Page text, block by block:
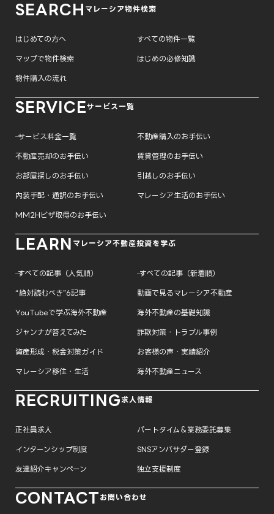
マレーシア物件検索
SEARCH
はじめての方へ すべての物件一覧
マップで物件検索 はじめの必修知識
物件購入の流れ
サービス一覧
SERVICE
─ サービス料金一覧 不動産購入のお手伝い
不動産売却のお手伝い 賃貸管理のお手伝い
お部屋探しのお手伝い 引越しのお手伝い
内装手配・通訳のお手伝い マレーシア生活のお手伝い
MM2Hビザ取得のお手伝い
マレーシア不動産投資を学ぶ
LEARN
─ すべての記事（人気順） ─ すべての記事（新着順）
“絶対読むべき”6記事 動画で見るマレーシア不動産
YouTubeで学ぶ海外不動産 海外不動産の基礎知識
ジャンナが答えてみた 詐欺対策・トラブル事例
資産形成・税金対策ガイド お客様の声・実績紹介
マレーシア移住・生活 海外不動産ニュース
求人情報
RECRUITING
正社員求人 パートタイム＆業務委託募集
インターンシップ制度 SNSアンバサダー登録
友達紹介キャンペーン 独立支援制度
お問い合わせ
CONTACT